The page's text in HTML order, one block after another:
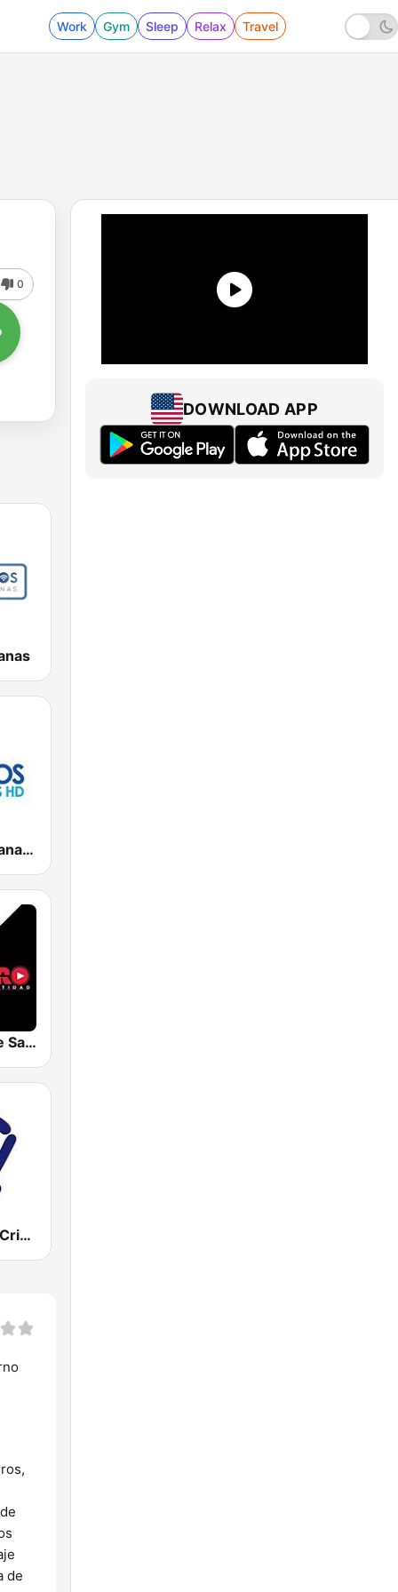
Work Gym Sleep Relax Travel
0
Radios Cristianas HD
Radio Faro de Santidad
Radio Visión Cristiana
de
DOWNLOAD APP